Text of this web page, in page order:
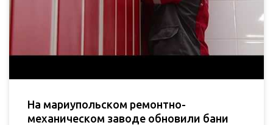
На мариупольском ремонтно-
механическом заводе обновили бани